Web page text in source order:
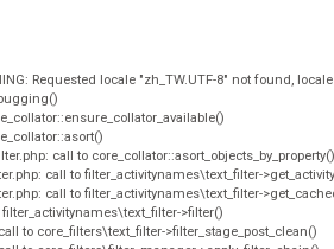
Requested locale "zh_TW.UTF-8" not found,
call to core_collator::asort_objects_by_property()
call to filter_activitynames\text_filter-
call to filter_activitynames\text_filter-
>filter()
to core_filters\text_filter->filter_stage_post_clean()